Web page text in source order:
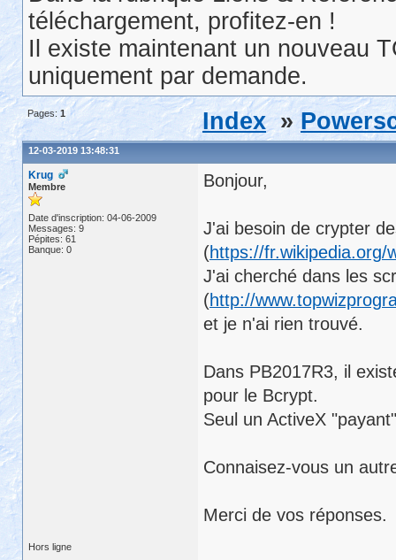
téléchargement, profitez-en !
Il existe maintenant un nouveau
uniquement par demande.
Pages: 1 Index »
12-03-2019 13:48:31
Krug
Membre
Date d'inscription: 04-06-2009
Messages: 9
Pépites: 61
Banque: 0
Bonjour,
J'ai besoin de crypter
(https://fr.wikipedia.org/
J'ai cherché dans les
(http://
et je n'ai rien trouvé.
Dans PB2017R3, il
pour le Bcrypt.
Seul un ActiveX
Connaisez-vous un
Merci de vos réponses.
Hors ligne